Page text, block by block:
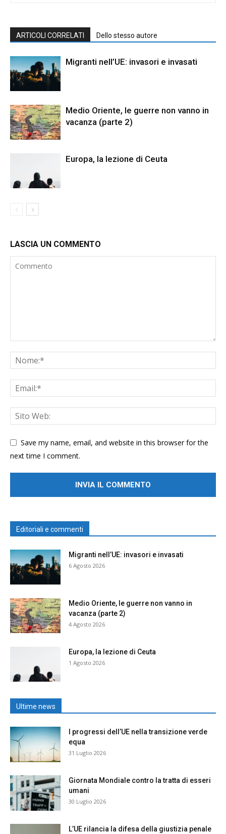
ARTICOLI CORRELATI Dello stesso autore
Migranti nell’UE: invasori e invasati
Medio Oriente, le guerre non vanno in
vacanza (parte 2)
Europa, la lezione di Ceuta
LASCIA UN COMMENTO
Save my name, email, and website in this browser for the
next time I comment.
Editoriali e commenti
Migranti nell’UE: invasori e invasati
6 Agosto 2026
Medio Oriente, le guerre non vanno in
vacanza (parte 2)
4 Agosto 2026
Europa, la lezione di Ceuta
1 Agosto 2026
Ultime news
I progressi dell’UE nella transizione verde
equa
31 Luglio 2026
Giornata Mondiale contro la tratta di esseri
umani
30 Luglio 2026
L’UE rilancia la difesa della giustizia penale